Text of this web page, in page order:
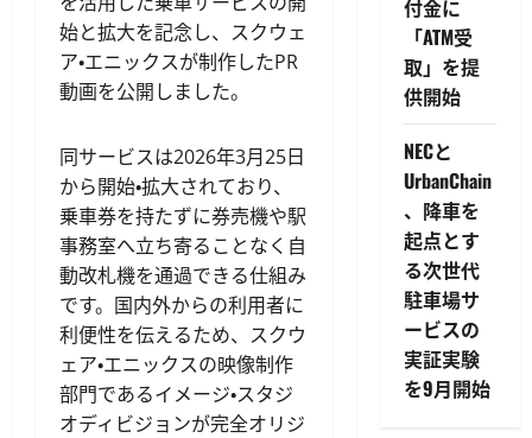
始と拡大を記念し、スクウェ
ア・エニックスが制作したPR
動画を公開しました。
同サービスは2026年3月25日
から開始・拡大されており、
乗車券を持たずに券売機や駅
事務室へ立ち寄ることなく自
動改札機を通過できる仕組み
です。国内外からの利用者に
利便性を伝えるため、スクウ
ェア・エニックスの映像制作
部門であるイメージ・スタジ
オディビジョンが完全オリジ
付金に
「ATM受
取」を提
供開始
NECと
UrbanChain
、降車を
起点とす
る次世代
駐車場サ
ービスの
実証実験
を9月開始